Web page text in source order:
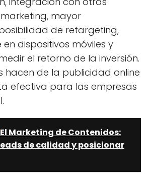
mayor
de retargeting,
dispositivos móviles y
el retorno de la inversión.
hacen de la publicidad online
efectiva para las empresas
El Marketing de Contenidos:
de calidad y posicionar